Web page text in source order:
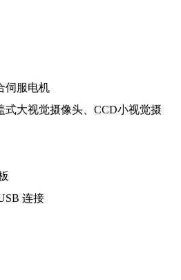
伺服电机
式大视觉摄像头、CCD小视觉摄
连接